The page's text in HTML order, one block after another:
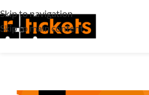
Skip to navigation
Skip to main content